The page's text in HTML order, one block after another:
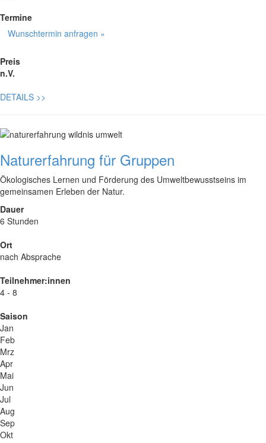
Termine
Wunschtermin anfragen »
Preis
n.V.
DETAILS >>
Naturerfahrung für Gruppen
Ökologisches Lernen und Förderung des Umweltbewusstseins im
gemeinsamen Erleben der Natur.
Dauer
6 Stunden
Ort
nach Absprache
Teilnehmer:innen
4 - 8
Saison
Jan
Feb
Mrz
Apr
Mai
Jun
Jul
Aug
Sep
Okt